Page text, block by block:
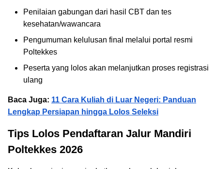
Penilaian gabungan dari hasil CBT dan tes
kesehatan/wawancara
Pengumuman kelulusan final melalui portal resmi
Poltekkes
Peserta yang lolos akan melanjutkan proses registrasi
ulang
Baca Juga: 11 Cara Kuliah di Luar Negeri: Panduan
Lengkap Persiapan hingga Lolos Seleksi
Tips Lolos Pendaftaran Jalur Mandiri
Poltekkes 2026